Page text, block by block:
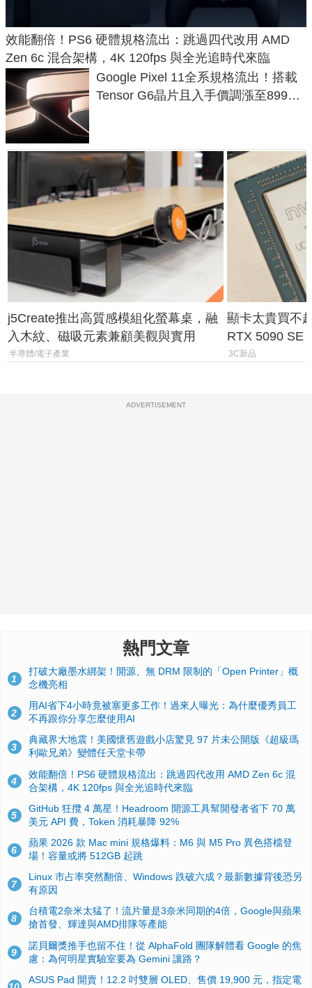
效能翻倍！PS6 硬體規格流出：跳過四代改用 AMD
Zen 6c 混合架構，4K 120fps 與全光追時代來臨
Google Pixel 11全系規格流出！搭載
Tensor G6晶片且入手價調漲至899美
j5Create推出高質感模組化螢幕桌，融
入木紋、磁吸元素兼顧美觀與實用
半導體/電子產業
顯卡太貴買不
RTX 5090 SE
體
3C新品
ADVERTISEMENT
熱門文章
1
打破大廠墨水綁架！開源、無 DRM 限制的「Open Printer」概
念機亮相
2
用AI省下4小時竟被塞更多工作！過來人曝光：為什麼優秀員工
不再跟你分享怎麼使用AI
3
典藏界大地震！美國懷舊遊戲小店驚見 97 片未公開版《超級瑪
利歐兄弟》變體任天堂卡帶
4
效能翻倍！PS6 硬體規格流出：跳過四代改用 AMD Zen 6c 混
合架構，4K 120fps 與全光追時代來臨
5
GitHub 狂攬 4 萬星！Headroom 開源工具幫開發者省下 70 萬
美元 API 費，Token 消耗暴降 92%
6
蘋果 2026 款 Mac mini 規格爆料：M6 與 M5 Pro 異色搭檔登
場！容量或將 512GB 起跳
7
Linux 市占率突然翻倍、Windows 跌破六成？最新數據背後恐另
有原因
8
台積電2奈米太猛了！流片量是3奈米同期的4倍，Google與蘋果
搶首發、輝達與AMD排隊等產能
9
諾貝爾獎推手也留不住！從 AlphaFold 團隊解體看 Google 的焦
慮：為何明星實驗室要為 Gemini 讓路？
ASUS Pad 開賣！12.2 吋雙層 OLED、售價 19,900 元，指定電